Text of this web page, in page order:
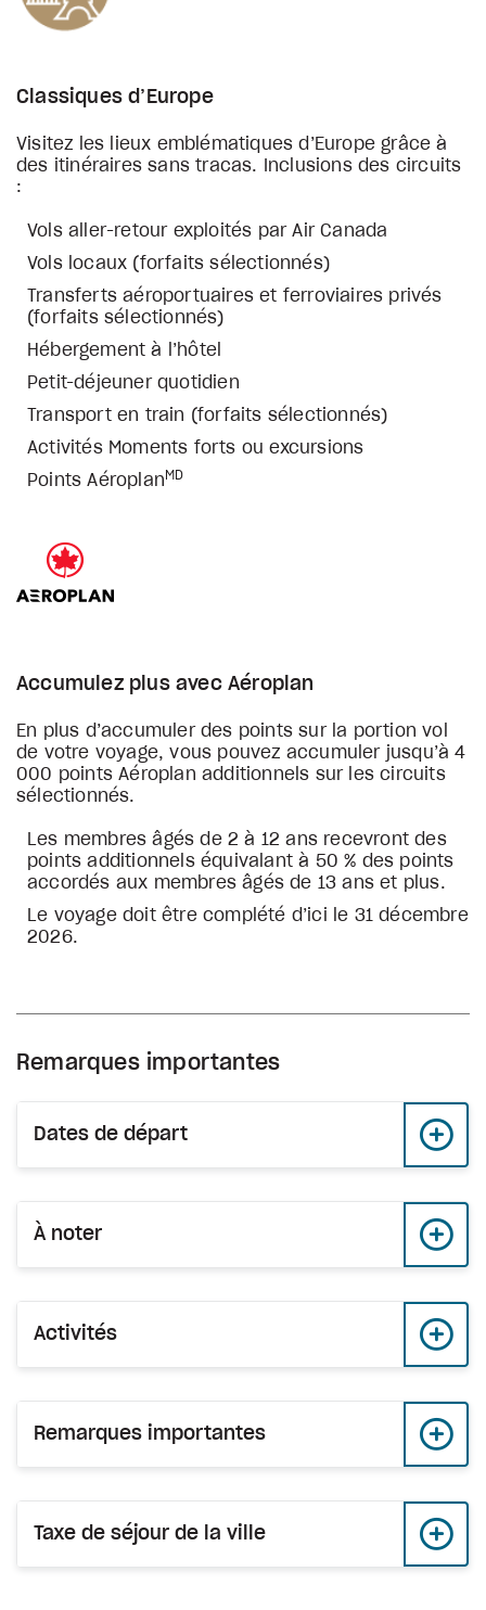
Classiques d’Europe
Visitez les lieux emblématiques d’Europe grâce à
des itinéraires sans tracas. Inclusions des circuits
:
Vols aller-retour exploités par Air Canada
Vols locaux (forfaits sélectionnés)
Transferts aéroportuaires et ferroviaires privés
(forfaits sélectionnés)
Hébergement à l’hôtel
Petit-déjeuner quotidien
Transport en train (forfaits sélectionnés)
Activités Moments forts ou excursions
Points Aéroplan MD
Accumulez plus avec Aéroplan
En plus d’accumuler des points sur la portion vol
de votre voyage, vous pouvez accumuler jusqu’à 4
000 points Aéroplan additionnels sur les circuits
sélectionnés.
Les membres âgés de 2 à 12 ans recevront des
points additionnels équivalant à 50 % des points
accordés aux membres âgés de 13 ans et plus.
Le voyage doit être complété d’ici le 31 décembre
2026.
Remarques importantes
Dates de départ
À noter
Activités
Remarques importantes
Taxe de séjour de la ville